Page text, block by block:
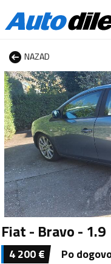
NAZAD
Fiat - Bravo - 1.9
4 200€ Po